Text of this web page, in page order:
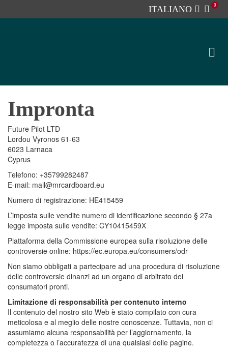
0
ITALIANO
Impronta
Future Pilot LTD
Lordou Vyronos 61-63
6023 Larnaca
Cyprus
Telefono: +35799282487
E-mail: mail@mrcardboard.eu
Numero di registrazione: ΗΕ415459
L’imposta sulle vendite numero di identificazione secondo § 27a
legge imposta sulle vendite: CY10415459X
Piattaforma della Commissione europea sulla risoluzione delle
controversie online: https://ec.europa.eu/consumers/odr
Non siamo obbligati a partecipare ad una procedura di risoluzione
delle controversie dinanzi ad un organo di arbitrato dei
consumatori pronti.
Limitazione di responsabilità per contenuto interno
Il contenuto del nostro sito Web è stato compilato con cura
meticolosa e al meglio delle nostre conoscenze. Tuttavia, non ci
assumiamo alcuna responsabilità per l’aggiornamento, la
completezza o l’accuratezza di una qualsiasi delle pagine.